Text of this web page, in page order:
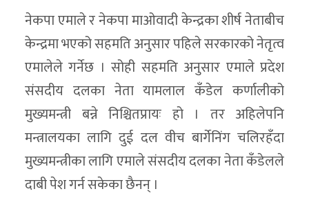
नेकपा एमाले र नेकपा माओवादी केन्द्रका शीर्ष नेताबीच
केन्द्रमा भएको सहमति अनुसार पहिले सरकारको नेतृत्व
एमालेले गर्नेछ । सोही सहमति अनुसार एमाले प्रदेश
संसदीय दलका नेता यामलाल कँडेल कर्णालीको
मुख्यमन्त्री बन्ने निश्चितप्रायः हो । तर अहिलेपनि
मन्त्रालयका लागि दुई दल वीच बार्गेनिंग चलिरहँदा
मुख्यमन्त्रीका लागि एमाले संसदीय दलका नेता कँडेलले
दाबी पेश गर्न सकेका छैनन् ।